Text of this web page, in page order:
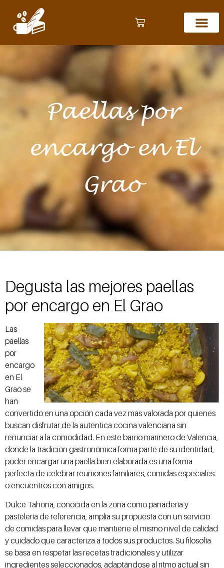
Paellas por
encargo en El
Grao
Degusta las mejores paellas
por encargo en El Grao
Las
paellas
por
encargo
en El
Grao se
han
convertido en una opción cada vez más valorada por quienes
buscan disfrutar de la auténtica cocina valenciana sin
renunciar a la comodidad. En este barrio marinero de Valencia,
donde la tradición gastronómica forma parte de su identidad,
poder encargar una paella bien elaborada es una forma
perfecta de celebrar reuniones familiares, comidas especiales
o encuentros con amigos.
Dulce Tahona, conocida en la zona como panadería y
pastelería de referencia, amplía su propuesta con un servicio
de comidas para llevar que mantiene el mismo nivel de calidad
y cuidado que caracteriza a todos sus productos. Su filosofía
se basa en respetar las recetas tradicionales y utilizar
ingredientes seleccionados, adaptándose al ritmo actual sin